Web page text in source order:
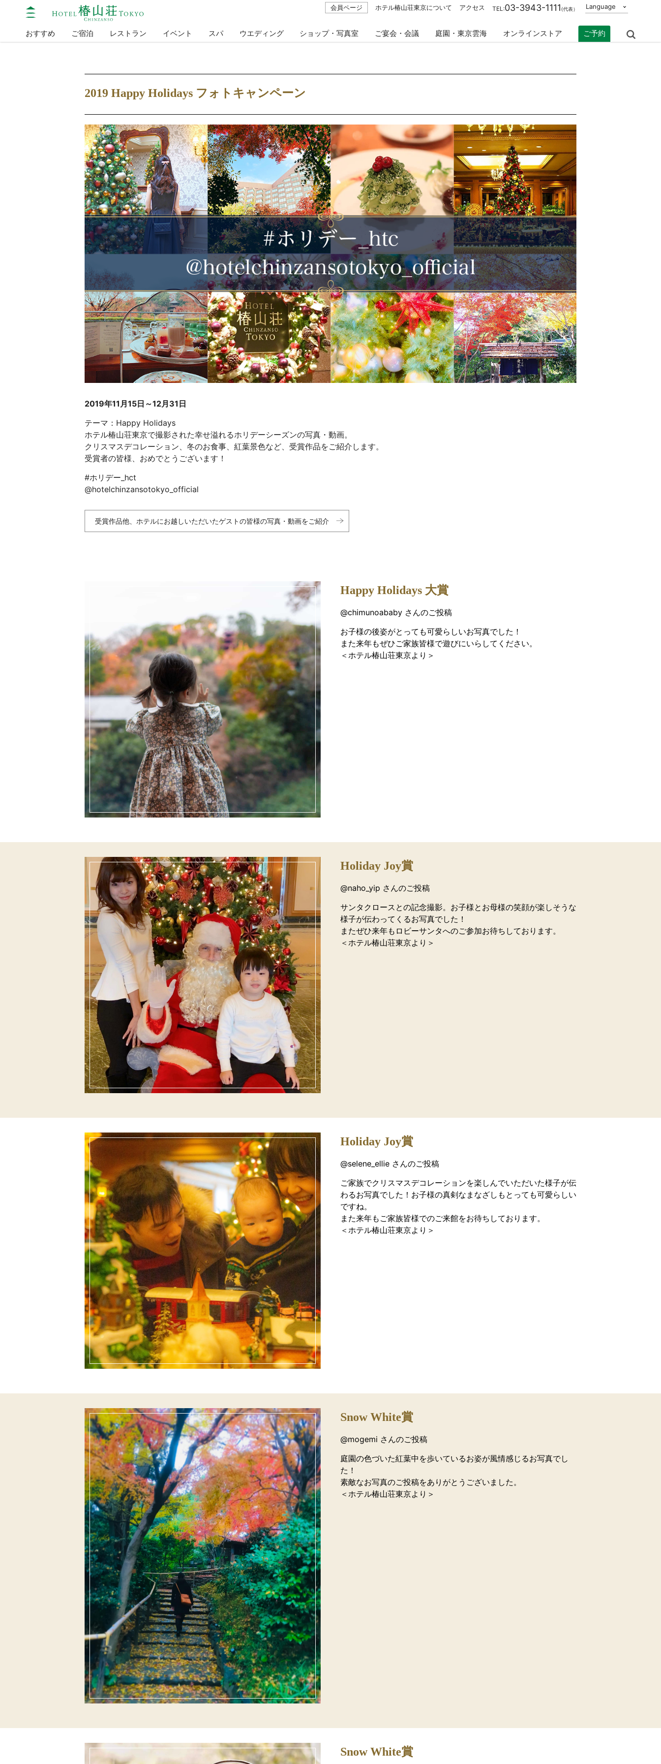
会員ページ ホテル椿山荘東京について アクセス TEL:03-3943-1111 (代表） Language
おすすめ ご宿泊 レストラン イベント スパ ウエディング ショップ・写真室 ご宴会・会議 庭園・東京雲海 オンラインストア ご予約 Search
2019 Happy Holidays フォトキャンペーン
2019年11 月15日～12月31日
テーマ：Happy Holidays
ホテル椿山荘東京で撮影された幸せ溢れるホリデーシーズンの写真・動画。
クリスマスデコレーション、冬のお食事、紅葉景色など、受賞作品をご紹介します。
受賞者の皆様、おめでとうございます！
#ホリデー_hct
@hotelchinzansotokyo_official
受賞作品他、ホテルにお越しいただいたゲストの皆様の写真・動画をご紹介
Happy Holidays 大賞
@chimunoababy さんのご投稿
お子様の後姿がとっても可愛らしいお写真でした！
また来年もぜひご家族皆様で遊びにいらしてください。
＜ホテル椿山荘東京より＞
Holiday Joy賞
@naho_yip さんのご投稿
サンタクロースとの記念撮影。お子様とお母様の笑顔が楽しそうな
様子が伝わってくるお写真でした！
またぜひ来年もロビーサンタへのご参加お待ちしております。
＜ホテル椿山荘東京より＞
Holiday Joy賞
@selene_ellie さんのご投稿
ご家族でクリスマスデコレーションを楽しんでいただいた様子が伝
わるお写真でした！お子様の真剣なまなざしもとっても可愛らしい
ですね。
また来年もご家族皆様でのご来館をお待ちしております。
＜ホテル椿山荘東京より＞
Snow White賞
@mogemi さんのご投稿
庭園の色づいた紅葉中を歩いているお姿が風情感じるお写真でし
た！
素敵なお写真のご投稿をありがとうございました。
＜ホテル椿山荘東京より＞
Snow White賞